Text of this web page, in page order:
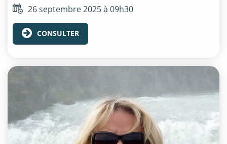
26 septembre 2025 à 09h30
CONSULTER